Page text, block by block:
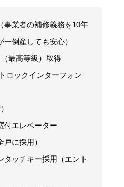
事業者の補修義務を10年
倒産しても安心）
最高等級）取得
ロックインターフォン
付エレベーター
に採用）
タッチキー採用（エント